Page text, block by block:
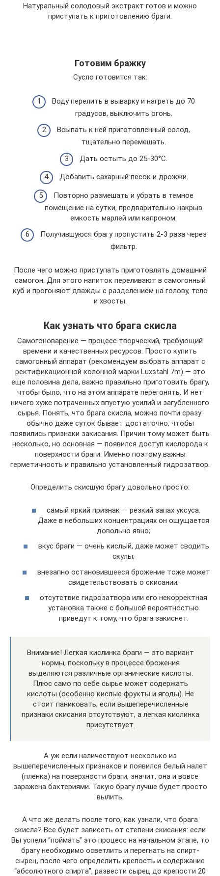
Натуральный солодовый экстракт готов и можно
приступать к приготовлению браги.
Готовим бражку
Сусло готовится так:
Воду перелить в выварку и нагреть до 70
градусов, выключить огонь.
Всыпать к ней приготовленный солод,
тщательно перемешать.
Дать остыть до 25-30°C.
Добавить сахарный песок и дрожжи.
Повторно размешать и убрать в темное
помещение на сутки, предварительно накрыв
емкость марлей или капроном.
Получившуюся брагу пропустить 2-3 раза через
фильтр.
После чего можно приступать приготовлять домашний
самогон. Для этого напиток переливают в самогонный
куб и прогоняют дважды с разделением на голову, тело
и хвосты.
Как узнать что брага скисла
Самогоноварение — процесс творческий, требующий
времени и качественных ресурсов. Просто купить
самогонный аппарат (рекомендуем выбрать аппарат с
ректификационной колонной марки Luxstahl 7m) — это
еще половина дела, важно правильно приготовить брагу,
чтобы было, что на этом аппарате перегонять. И нет
ничего хуже потраченных впустую усилий и загубленного
сырья. Понять, что брага скисла, можно почти сразу:
обычно даже суток бывает достаточно, чтобы
появились признаки закисания. Причин тому может быть
несколько, но основная — появился доступ кислорода к
поверхности браги. Именно поэтому важны
герметичность и правильно установленный гидрозатвор.
Определить скисшую брагу довольно просто:
самый яркий признак — резкий запах уксуса.
Даже в небольших концентрациях он ощущается
довольно явно;
вкус браги — очень кислый, даже может сводить
скулы;
внезапно остановившееся брожение тоже может
свидетельствовать о скисании;
отсутствие гидрозатвора или его некорректная
установка также с большой вероятностью
приведут к тому, что брага закиснет.
Внимание! Легкая кислинка браги — это вариант
нормы, поскольку в процессе брожения
выделяются различные органические кислоты.
Плюс само по себе сырье может содержать
кислоты (особенно кислые фрукты и ягоды). Не
стоит паниковать, если вышеперечисленные
признаки скисания отсутствуют, а легкая кислинка
присутствует.
А уж если наличествуют несколько из
вышеперечисленных признаков и появился белый налет
(пленка) на поверхности браги, значит, она и вовсе
заражена бактериями. Такую брагу лучше будет просто
вылить.
А что же делать после того, как узнали, что брага
скисла? Все будет зависеть от степени скисания: если
Вы успели “поймать” это процесс на начальном этапе, то
брагу необходимо осветлить и перегнать на спирт-
сырец, после чего определить крепость и содержание
“абсолютного спирта”, развести сырец до крепости 20